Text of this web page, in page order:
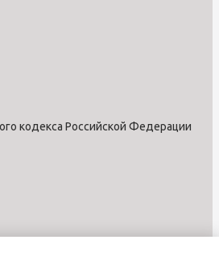
кодекса Российской Федерации